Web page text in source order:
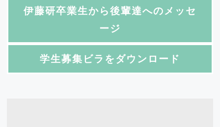
伊藤研卒業生から後輩達へのメッセ
ージ
学生募集ビラをダウンロード